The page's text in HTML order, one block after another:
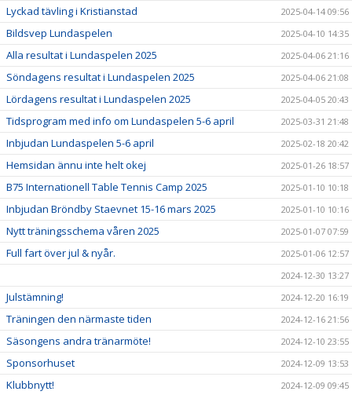
Lyckad tävling i Kristianstad 2025-04-14 09:56
Bildsvep Lundaspelen 2025-04-10 14:35
Alla resultat i Lundaspelen 2025 2025-04-06 21:16
Söndagens resultat i Lundaspelen 2025 2025-04-06 21:08
Lördagens resultat i Lundaspelen 2025 2025-04-05 20:43
Tidsprogram med info om Lundaspelen 5-6 april 2025-03-31 21:48
Inbjudan Lundaspelen 5-6 april 2025-02-18 20:42
Hemsidan ännu inte helt okej 2025-01-26 18:57
B75 Internationell Table Tennis Camp 2025 2025-01-10 10:18
Inbjudan Bröndby Staevnet 15-16 mars 2025 2025-01-10 10:16
Nytt träningsschema våren 2025 2025-01-07 07:59
Full fart över jul & nyår.
2025-01-06 12:57
2024-12-30 13:27
Julstämning! 2024-12-20 16:19
Träningen den närmaste tiden 2024-12-16 21:56
Säsongens andra tränarmöte! 2024-12-10 23:55
Sponsorhuset 2024-12-09 13:53
Klubbnytt! 2024-12-09 09:45